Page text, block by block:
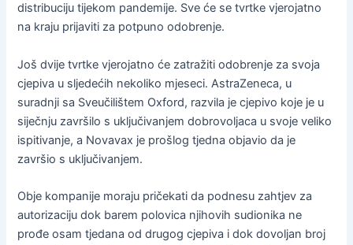
distribuciju tijekom pandemije. Sve će se tvrtke vjerojatno
na kraju prijaviti za potpuno odobrenje.
Još dvije tvrtke vjerojatno će zatražiti odobrenje za svoja
cjepiva u sljedećih nekoliko mjeseci. AstraZeneca, u
suradnji sa Sveučilištem Oxford, razvila je cjepivo koje je u
siječnju završilo s uključivanjem dobrovoljaca u svoje veliko
ispitivanje, a Novavax je prošlog tjedna objavio da je
završio s uključivanjem.
Obje kompanije moraju pričekati da podnesu zahtjev za
autorizaciju dok barem polovica njihovih sudionika ne
prođe osam tjedana od drugog cjepiva i dok dovoljan broj